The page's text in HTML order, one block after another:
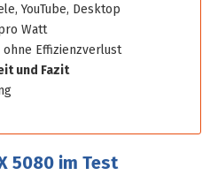
YouTube, Desktop
Watt
ohne Effizienzverlust
und Fazit
5080 im Test